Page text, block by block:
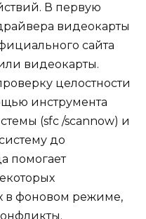
В первую
видеокарты
сайта
видеокарты.
целостности
инструмента
(sfc /scannow) и
до
помогает
в фоновом режиме,